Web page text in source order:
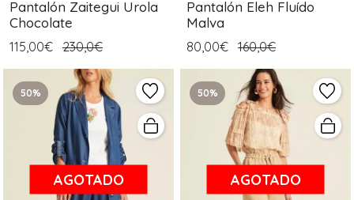
Pantalón Zaitegui Urola
Chocolate
115,00€ 230,0€
Pantalón Eleh Fluído
Malva
80,00€ 160,0€
50%
AGOTADO
50%
AGOTADO